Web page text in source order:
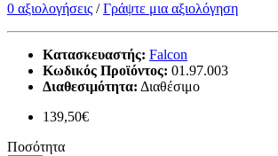
0 αξιολογήσεις /Γράψτε μια αξιολόγηση
Κατασκευαστής: Falcon
Κωδικός Προϊόντος: 01.97.003
Διαθεσιμότητα: Διαθέσιμο
139,50€
Ποσότητα